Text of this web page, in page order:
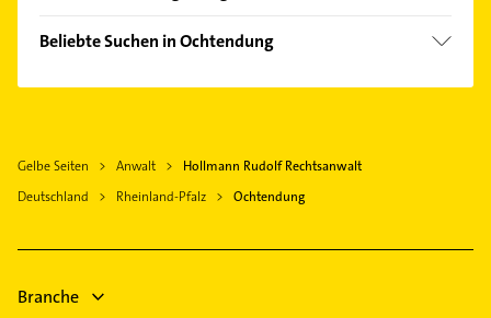
Plaidt
Weißenthurm
Koblenz am Rhein
Lahnstein
Beliebte Suchen in Ochtendung
Schreiner
Physikalische Therapie
Hausarzt
Gelbe Seiten Anwalt
Hollmann Rudolf Rechtsanwalt
Deutschland
Rheinland-Pfalz Ochtendung
Branche